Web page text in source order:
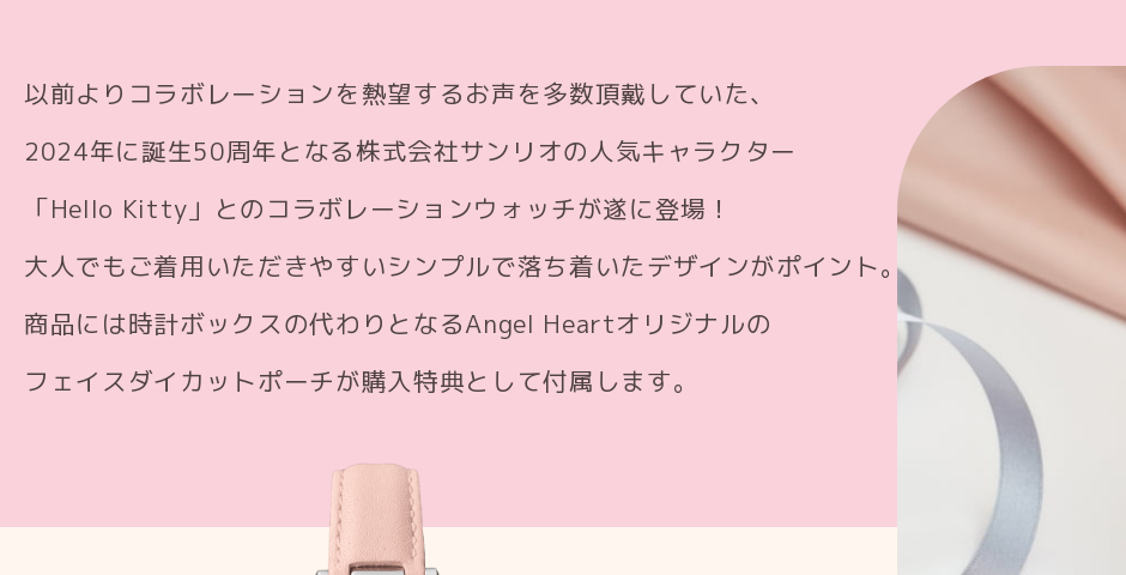
以前よりコラボレーションを熱望するお声を多数頂戴していた、
2024年に誕生50周年となる株式会社サンリオの人気キャラクター
「Hello Kitty」とのコラボレーションウォッチが遂に登場！
大人でもご着用いただきやすいシンプルで落ち着いたデザインがポイント。
商品には時計ボックスの代わりとなるAngel Heartオリジナルの
フェイスダイカットポーチが購入特典として付属します。